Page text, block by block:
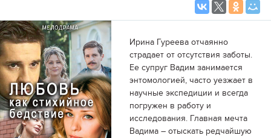
Ирина Гуреева отчаянно
страдает от отсутствия заботы.
Ее супруг Вадим занимается
энтомологией, часто уезжает в
научные экспедиции и всегда
погружен в работу и
исследования. Главная мечта
Вадима – отыскать редчайшую